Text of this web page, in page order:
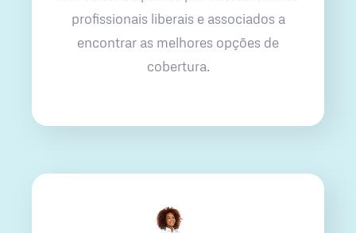
profissionais liberais e associados a
encontrar as melhores opções de
cobertura.